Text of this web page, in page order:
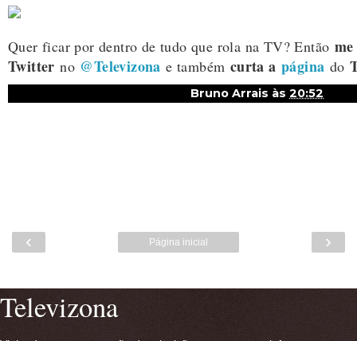
Quer ficar por dentro de tudo que rola na TV? Então
Twitter no @Televizona e também curta apágina do
Bruno Arrais às20:52
‹ ›
Página inicial
Televizona